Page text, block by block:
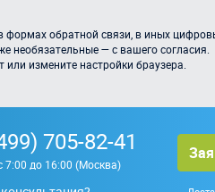
формах обратной связи, в иных
необязательные — с вашего согласия.
измените настройки браузера.
705-82-41
7:00 до 16:00 (Москва)